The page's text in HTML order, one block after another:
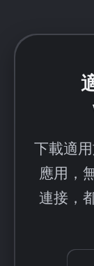
下載適
應用，
連接，